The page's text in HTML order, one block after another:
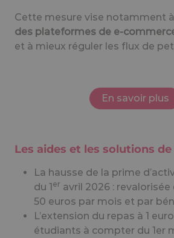
Cette mesure vise notamment à
des plateformes de e-
et à mieux réguler les flux de
En savoir plus
Les aides et les solutions
La hausse de la prime
du 1er avril 2026 :
50 euros par mois et par
L’extension du repas à 1
étudiants à compter du 1er